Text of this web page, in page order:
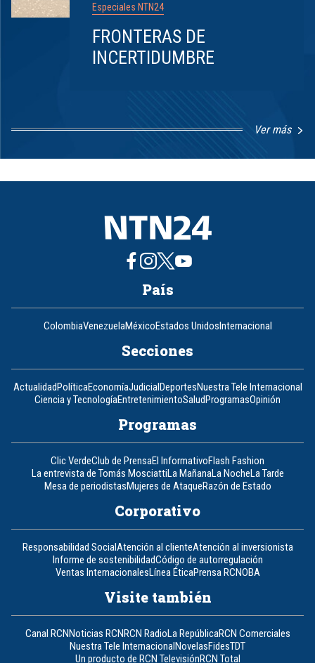
Especiales NTN24
FRONTERAS DE
INCERTIDUMBRE
Ver más
8
País
ColombiaVenezuelaMéxicoEstados UnidosInternacional
Secciones
ActualidadPolíticaEconomíaJudicialDeportesNuestra Tele Internacional
Ciencia y TecnologíaEntretenimientoSaludProgramasOpinión
Programas
Clic VerdeClub de PrensaEl InformativoFlash Fashion
La entrevista de Tomás MosciattiLa MañanaLa NocheLa Tarde
Mesa de periodistasMujeres de AtaqueRazón de Estado
Corporativo
Responsabilidad SocialAtención al clienteAtención al inversionista
Informe de sostenibilidadCódigo de autorregulación
Ventas InternacionalesLínea ÉticaPrensa RCNOBA
Visite también
Canal RCNNoticias RCNRCN RadioLa RepúblicaRCN Comerciales
Nuestra Tele InternacionalNovelasFidesTDT
Un producto de RCN TelevisiónRCN Total